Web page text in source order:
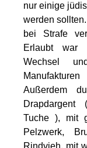
nur einige
werden
bei Strafe
Erlaubt war
Wechsel
Außerdem
Drapdargent
Tuche ), mit
Pelzwerk,
Rindvieh, mit